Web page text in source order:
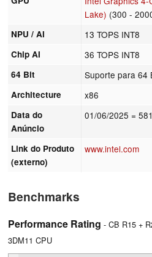
Lake) (300 -
NPU / AI 13 TOPS INT8
Chip AI 36 TOPS INT8
64 Bit Suporte para 64
Architecture x86
Data do
Anúncio
01/06/2025 =
Link do Produto
(externo)
www.intel.com
Benchmarks
Performance Rating - CB R15 +
3DM11 CPU